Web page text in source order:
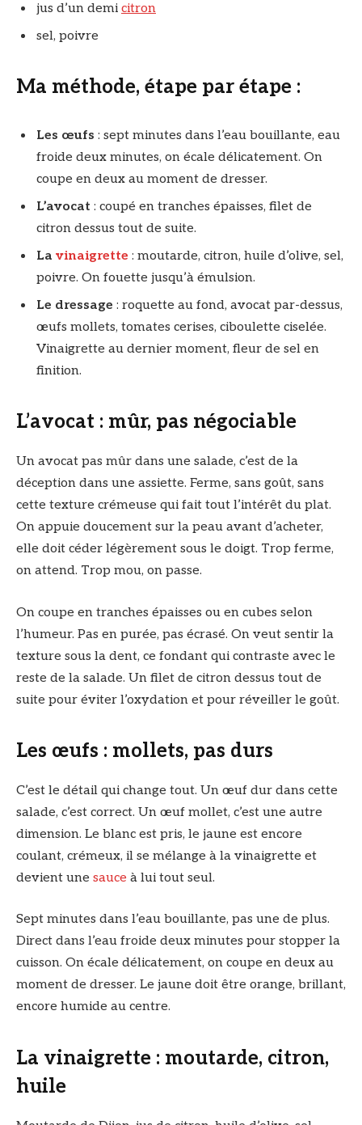
jus d’un demi citron
sel, poivre
Ma méthode, étape par étape :
Les œufs : sept minutes dans l’eau bouillante, eau
froide deux minutes, on écale délicatement. On
coupe en deux au moment de dresser.
L’avocat : coupé en tranches épaisses, filet de
citron dessus tout de suite.
La vinaigrette : moutarde, citron, huile d’olive, sel,
poivre. On fouette jusqu’à émulsion.
Le dressage : roquette au fond, avocat par-dessus,
œufs mollets, tomates cerises, ciboulette ciselée.
Vinaigrette au dernier moment, fleur de sel en
finition.
L’avocat : mûr, pas négociable
Un avocat pas mûr dans une salade, c’est de la
déception dans une assiette. Ferme, sans goût, sans
cette texture crémeuse qui fait tout l’intérêt du plat.
On appuie doucement sur la peau avant d’acheter,
elle doit céder légèrement sous le doigt. Trop ferme,
on attend. Trop mou, on passe.
On coupe en tranches épaisses ou en cubes selon
l’humeur. Pas en purée, pas écrasé. On veut sentir la
texture sous la dent, ce fondant qui contraste avec le
reste de la salade. Un filet de citron dessus tout de
suite pour éviter l’oxydation et pour réveiller le goût.
Les œufs : mollets, pas durs
C’est le détail qui change tout. Un œuf dur dans cette
salade, c’est correct. Un œuf mollet, c’est une autre
dimension. Le blanc est pris, le jaune est encore
coulant, crémeux, il se mélange à la vinaigrette et
devient une sauce à lui tout seul.
Sept minutes dans l’eau bouillante, pas une de plus.
Direct dans l’eau froide deux minutes pour stopper la
cuisson. On écale délicatement, on coupe en deux au
moment de dresser. Le jaune doit être orange, brillant,
encore humide au centre.
La vinaigrette : moutarde, citron,
huile